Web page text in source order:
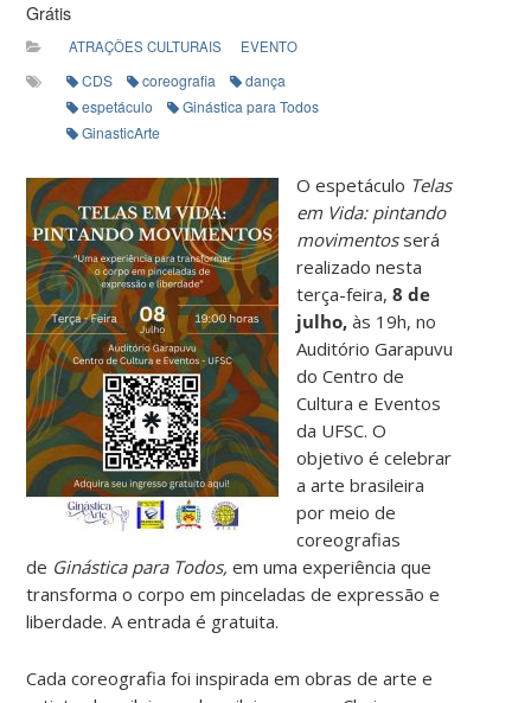
Grátis
ATRAÇÕES CULTURAIS EVENTO
CDS coreografia
dança
espetáculo
Ginástica para Todos
GinasticArte
O espetáculo Telas
em Vida: pintando
movimentosserá
realizado nesta
terça-feira,8 de
julho,às 19h, no
Auditório Garapuvu
do Centro de
Cultura e Eventos
da UFSC. O
objetivo é celebrar
a arte brasileira
por meio de
coreografias
de Ginástica para Todos, em uma experiência que
transforma o corpo em pinceladas de expressão e
liberdade. A entrada é gratuita.
Cada coreografia foi inspirada em obras de arte e